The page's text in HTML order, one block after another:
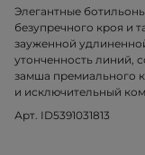
Элегантные
безупречного кроя и
зауженной
утонченность линий,
замша премиального
и исключительный
Арт. ID5391031813